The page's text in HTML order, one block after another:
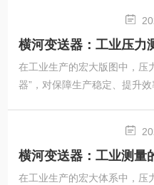
横河变送器：工业压力
在工业生产的宏大版图中，压
器”，对保障生产稳定、提升效
横河变送器：工业测量
在工业生产的宏大体系中，压